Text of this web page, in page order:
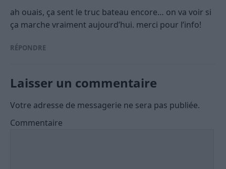
ah ouais, ça sent le truc bateau encore… on va voir si
ça marche vraiment aujourd’hui. merci pour l’info!
RÉPONDRE
Laisser un commentaire
Votre adresse de messagerie ne sera pas publiée.
Commentaire